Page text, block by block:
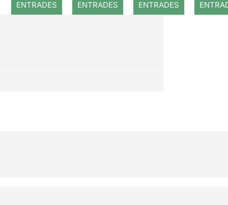
ENTRADES ENTRADES ENTRADES